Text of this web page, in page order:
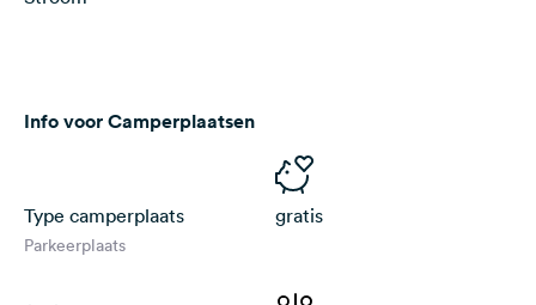
Info voor Camperplaatsen
Type camperplaats
Parkeerplaats
gratis